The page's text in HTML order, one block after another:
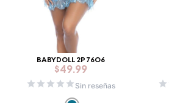
BABYDOLL 2P 7606
$49.99
Sin reseñas